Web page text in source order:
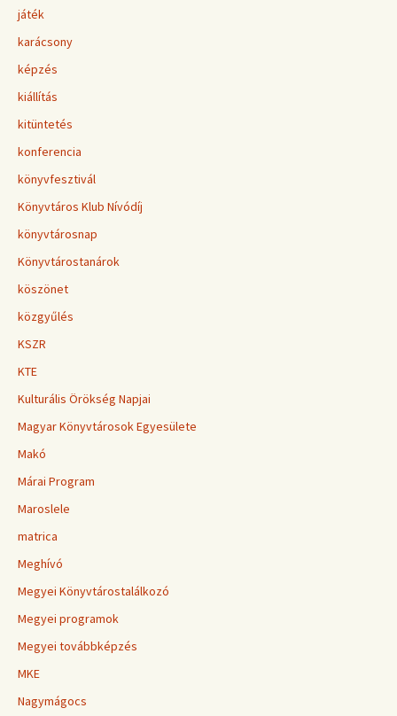
játék
karácsony
képzés
kiállítás
kitüntetés
konferencia
könyvfesztivál
Könyvtáros Klub Nívódíj
könyvtárosnap
Könyvtárostanárok
köszönet
közgyűlés
KSZR
KTE
Kulturális Örökség Napjai
Magyar Könyvtárosok Egyesülete
Makó
Márai Program
Maroslele
matrica
Meghívó
Megyei Könyvtárostalálkozó
Megyei programok
Megyei továbbképzés
MKE
Nagymágocs